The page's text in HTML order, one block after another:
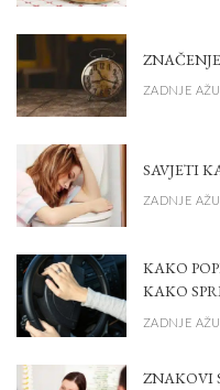
ZADNJE
SAVJETI
ZADNJE
KAKO
KAKO
ZADNJE
ZNAKOVI